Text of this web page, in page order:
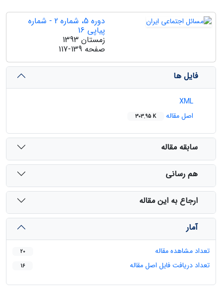
دوره 5، شماره 2 - شماره
پیاپی 16
زمستان 1393
صفحه 117-139
فایل ها
XML
اصل مقاله
303.95 K
سابقه مقاله
هم رسانی
ارجاع به این مقاله
آمار
تعداد مشاهده مقاله 20
تعداد دریافت فایل اصل مقاله 16